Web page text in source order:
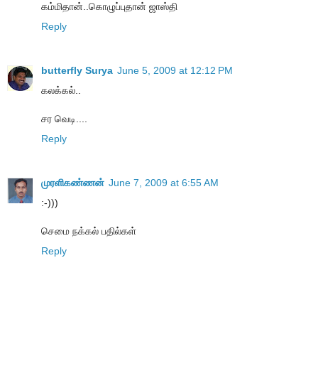
கம்மிதான்..கொழுப்புதான் ஜாஸ்தி
Reply
butterfly Surya June 5, 2009 at 12:12 PM
கலக்கல்..
சர வெடி....
Reply
முரளிகண்ணன் June 7, 2009 at 6:55 AM
:-)))
செமை நக்கல் பதில்கள்
Reply